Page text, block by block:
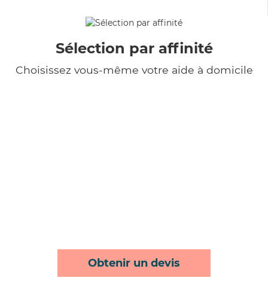
Sélection par affinité
Choisissez vous-même votre aide à domicile
Obtenir un devis